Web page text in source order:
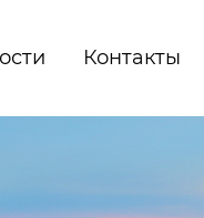
Контакты